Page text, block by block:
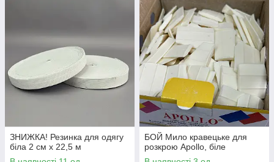
ЗНИЖКА! Резинка для одягу
біла 2 см х 22,5 м
БОЙ Мило кравецьке для
розкрою Apollo, біле